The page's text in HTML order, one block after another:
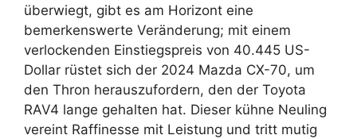
überwiegt, gibt es am Horizont eine
bemerkenswerte Veränderung; mit einem
verlockenden Einstiegspreis von 40.445 US-
Dollar rüstet sich der 2024 Mazda CX-70, um
den Thron herauszufordern, den der Toyota
RAV4 lange gehalten hat. Dieser kühne Neuling
vereint Raffinesse mit Leistung und tritt mutig